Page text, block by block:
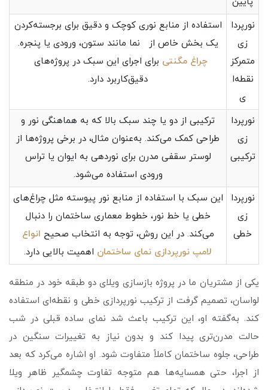
نورپردا
زی
متمرکز
نقطه‌ا
ی
استفاده از منابع نوری کوچک و دقیق برای برجسته‌کردن
یک بخش خاص از نما مانند ستون، ورودی یا پنجره.
چراغ مگنتی برای اجرای این سبک در پروژه‌های
دقیق‌کاربرد دارد.
نورپردا
زی
ترکیبی
ترکیبی از دو یا چند سبک بالا که به هماهنگی نور و
طراحی کمک می‌کند. به‌عنوان مثال، در برخی پروژه‌ها از
لوستر سقفی مدرن برای نوردهی به ایوان یا تراس
ورودی استفاده می‌شود.
نورپردا
زی
خطی
این سبک با استفاده از منابع نور پیوسته مثل چراغ‌های
خطی یا خط نور، خطوط معماری ساختمان را دنبال
می‌کند. در این روش، توجه به انتخاب صحیح انواع
لامپ نورپردازی نمای ساختمان اهمیت بالایی دارد.
یکی از مشتریان ما در پروژه بازسازی ویلای دو طبقه خود در منطقه
لواسان، تصمیم گرفت از ترکیب نورپردازی خطی و نقطه‌ای استفاده
کند. به‌گفته او، این ترکیب باعث شد نمای ساده قبلی در شب
حالت مدرن‌تری پیدا کند و بدون نیاز به تغییرات سنگین در
طراحی، جلوه ساختمان کاملاً متفاوت شود. او اشاره می‌کرد که بعد
از اجرا، حتی همسایه‌ها هم متوجه تفاوت چشمگیر ظاهر ویلا